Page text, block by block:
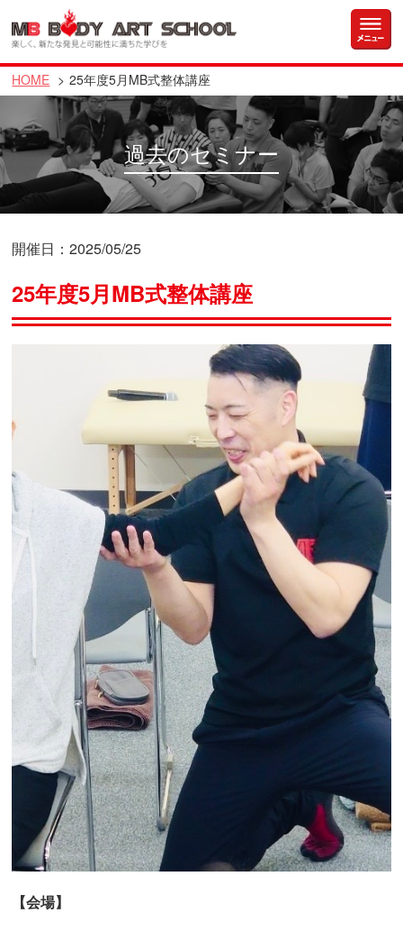
HOME 25年度5月MB式整体講座
過去のセミナー
開催日：2025/05/25
25年度5月MB式整体講座
【会場】